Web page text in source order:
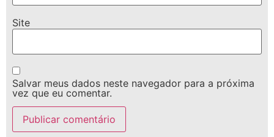
Site
Salvar meus dados neste navegador para a próxima
vez que eu comentar.